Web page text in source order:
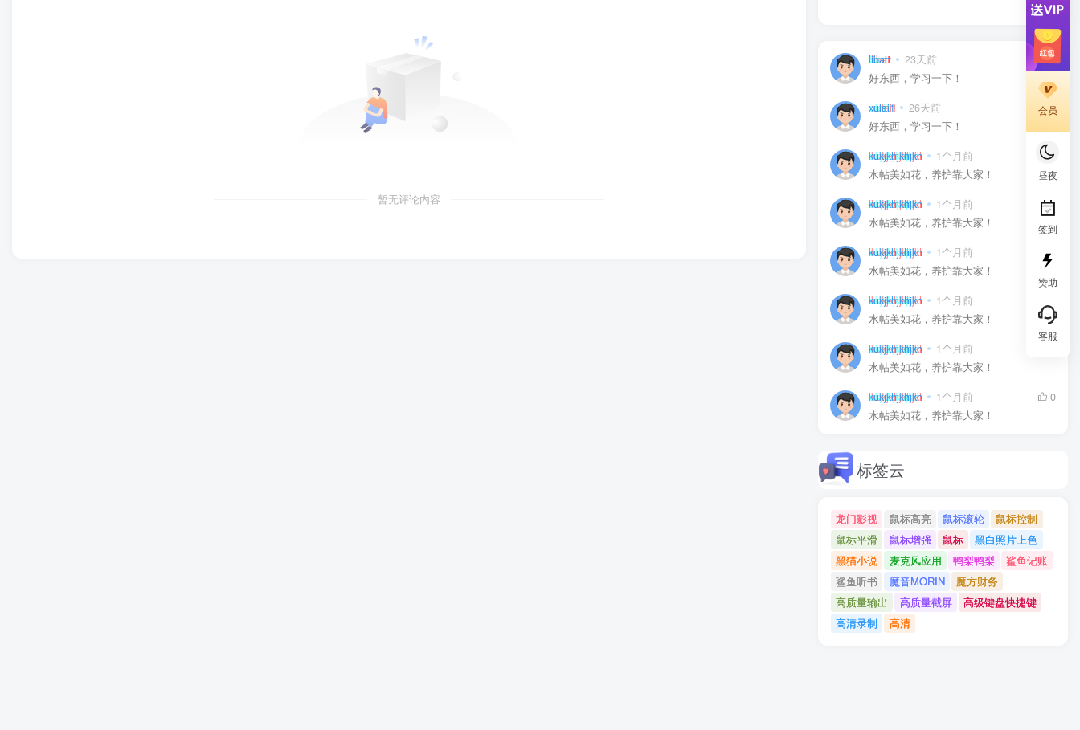
暂无评论内容
libatt 23天前
0
好东西，学习一下！
xulai1 26天前
0
好东西，学习一下！
kukjkhjkhjkh 1个月前
0
水帖美如花，养护靠大家！
kukjkhjkhjkh 1个月前
0
水帖美如花，养护靠大家！
kukjkhjkhjkh 1个月前
0
水帖美如花，养护靠大家！
kukjkhjkhjkh 1个月前
水帖美如花，养护靠大家！
kukjkhjkhjkh 1个月前
水帖美如花，养护靠大家！
kukjkhjkhjkh 1个月前
0
水帖美如花，养护靠大家！
标签云
龙门影视 鼠标高亮 鼠标滚轮
鼠标控制
鼠标平滑
鼠标增强 鼠标
黑白照片上色
黑猫小说
麦克风应用 鸭梨鸭梨
鲨鱼记账
鲨鱼听书
魔音MORIN
魔方财务
高质量输出
高质量截屏
高级键盘快捷键
高清录制
高清
会员
昼夜
签到
赞助
客服